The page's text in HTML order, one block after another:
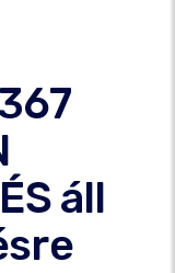
áll